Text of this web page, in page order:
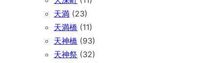
天満 (23)
天満橋 (11)
天神橋 (93)
天神祭 (32)